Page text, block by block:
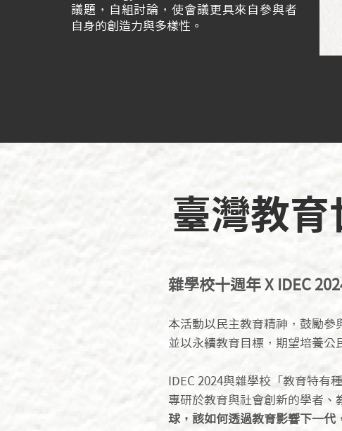
議題，自組討論，使會議更具來自參與者
自身的創造力與多樣性。
臺灣教
雜學校十週年 X IDEC
本活動以民主教育精神，鼓勵參
並以永續教育目標，期望培養公
IDEC 2024與雜學校「教育特有
專研於教育與社會創新的學者、
球，該如何透過教育影響下一代